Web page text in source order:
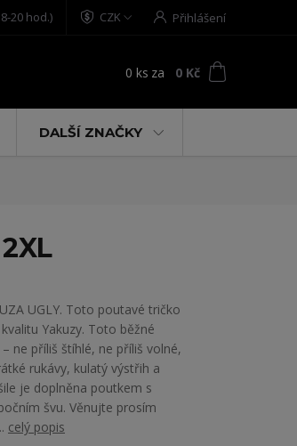
CZK Přihlášení
20 hod.)
0 ks za 0 Kč
DALŠÍ ZNAČKY
UGLY. Toto poutavé tričko
Yakuzy. Toto běžné
ne příliš štíhlé, ne příliš volné,
rukávy, kulatý výstřih a
je doplněna poutkem s
švu. Věnujte prosím
celý popis